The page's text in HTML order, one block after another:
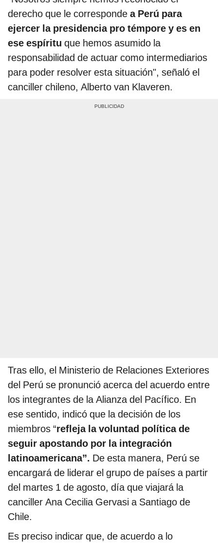
derecho que le corresponde a Perú para
ejercer la presidencia pro témpore y es en
ese espíritu que hemos asumido la
responsabilidad de actuar como intermediarios
para poder resolver esta situación", señaló el
canciller chileno, Alberto van Klaveren.
Tras ello, el Ministerio de Relaciones Exteriores
del Perú se pronunció acerca del acuerdo entre
los integrantes de la Alianza del Pacífico. En
ese sentido, indicó que la decisión de los
miembros “refleja la voluntad política de
seguir apostando por la integración
latinoamericana”. De esta manera, Perú se
encargará de liderar el grupo de países a partir
del martes 1 de agosto, día que viajará la
canciller Ana Cecilia Gervasi a Santiago de
Chile.
Es preciso indicar que, de acuerdo a lo